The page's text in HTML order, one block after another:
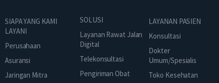
SIAPA YANG KAMI
LAYANI
Perusahaan
Asuransi
Jaringan Mitra
SOLUSI
Layanan Rawat Jalan
Digital
Telekonsultasi
Pengiriman Obat
LAYANAN PASIEN
Konsultasi
Dokter
Umum/Spesialis
Toko Kesehatan